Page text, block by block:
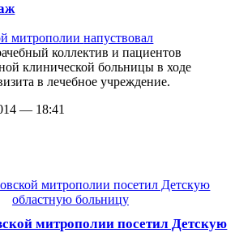
митрополиинапуствовал
коллектив и пациентов
клинической больницы в ходе
в лечебное учреждение.
— 18:41
митрополии посетил Детскую